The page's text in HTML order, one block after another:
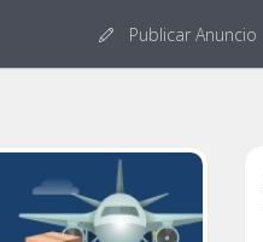
Publicar Anuncio